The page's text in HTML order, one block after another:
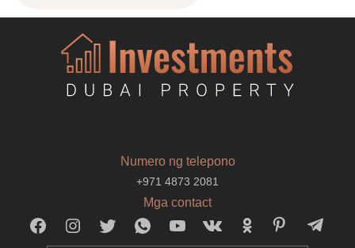
Numero ng telepono
+971 4873 2081
Mga contact